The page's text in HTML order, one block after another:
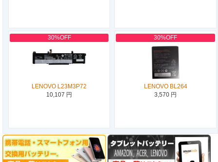
30%OFF
LENOVO L23M3P72
10,107 円
30%OFF
LENOVO BL264
3,570 円